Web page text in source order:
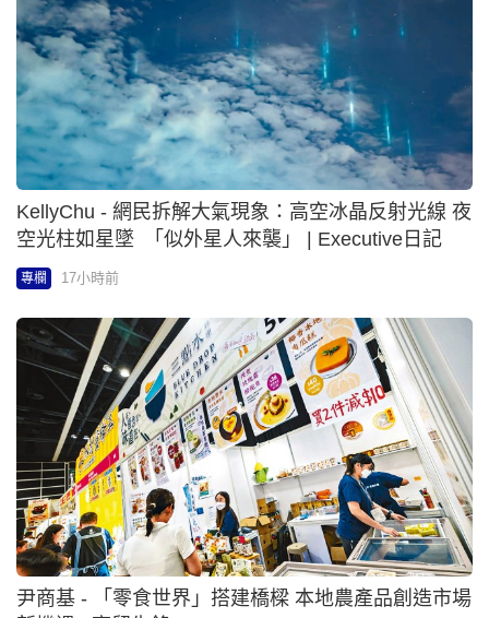
KellyChu - 網民拆解大氣現象：高空冰晶反射光線 夜
空光柱如星墜 「似外星人來襲」 | Executive日記
專欄 17小時前
尹商基 - 「零食世界」搭建橋樑 本地農產品創造市場